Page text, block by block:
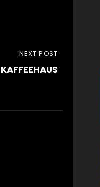
NEXT POST
KAFFEEHAUS